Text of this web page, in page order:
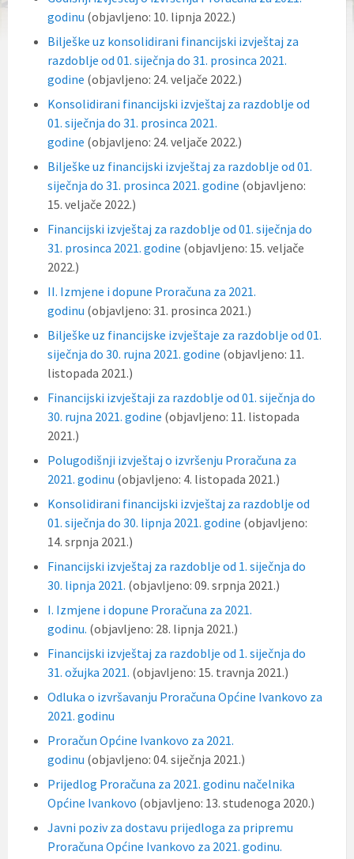
godinu (objavljeno: 10. lipnja 2022.)
Bilješke uz konsolidirani financijski izvještaj za
razdoblje od 01. siječnja do 31. prosinca 2021.
godine (objavljeno: 24. veljače 2022.)
Konsolidirani financijski izvještaj za razdoblje od
01. siječnja do 31. prosinca 2021.
godine (objavljeno: 24. veljače 2022.)
Bilješke uz financijski izvještaj za razdoblje od 01.
siječnja do 31. prosinca 2021. godine (objavljeno:
15. veljače 2022.)
Financijski izvještaj za razdoblje od 01. siječnja do
31. prosinca 2021. godine (objavljeno: 15. veljače
2022.)
II. Izmjene i dopune Proračuna za 2021.
godinu (objavljeno: 31. prosinca 2021.)
Bilješke uz financijske izvještaje za razdoblje od 01.
siječnja do 30. rujna 2021. godine (objavljeno: 11.
listopada 2021.)
Financijski izvještaji za razdoblje od 01. siječnja do
30. rujna 2021. godine (objavljeno: 11. listopada
2021.)
Polugodišnji izvještaj o izvršenju Proračuna za
2021. godinu (objavljeno: 4. listopada 2021.)
Konsolidirani financijski izvještaj za razdoblje od
01. siječnja do 30. lipnja 2021. godine (objavljeno:
14. srpnja 2021.)
Financijski izvještaj za razdoblje od 1. siječnja do
30. lipnja 2021. (objavljeno: 09. srpnja 2021.)
I. Izmjene i dopune Proračuna za 2021.
godinu. (objavljeno: 28. lipnja 2021.)
Financijski izvještaj za razdoblje od 1. siječnja do
31. ožujka 2021. (objavljeno: 15. travnja 2021.)
Odluka o izvršavanju Proračuna Općine Ivankovo za
2021. godinu
Proračun Općine Ivankovo za 2021.
godinu (objavljeno: 04. siječnja 2021.)
Prijedlog Proračuna za 2021. godinu načelnika
Općine Ivankovo (objavljeno: 13. studenoga 2020.)
Javni poziv za dostavu prijedloga za pripremu
Proračuna Općine Ivankovo za 2021. godinu.